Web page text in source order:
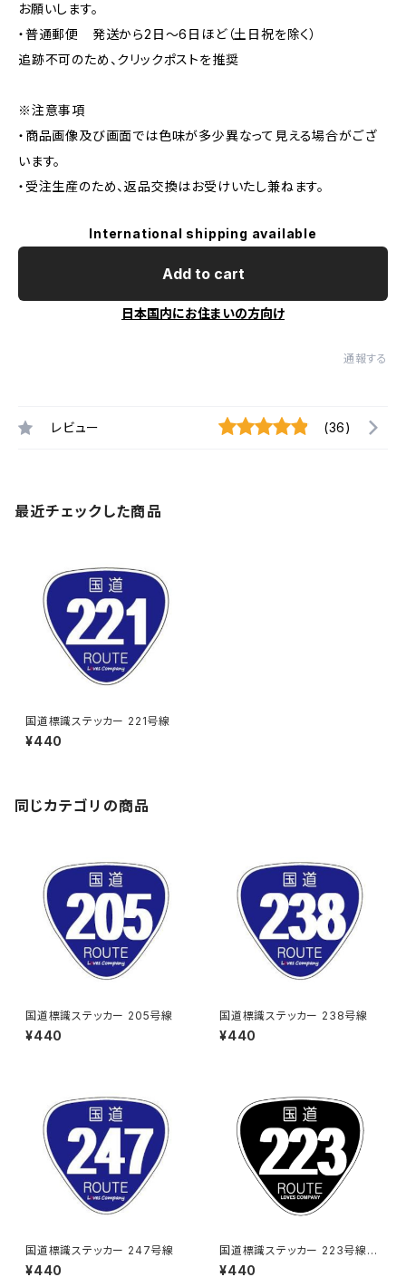
お願いします。
・普通郵便 発送から2日〜6日ほど（土日祝を除く）
追跡不可のため、クリックポストを推奨
※注意事項
・商品画像及び画面では色味が多少異なって見える場合がござ
います。
・受注生産のため、返品交換はお受けいたし兼ねます。
International shipping available
Add to cart
日本国内にお住まいの方向け
通報する
レビュー (36)
最近チェックした商品
国道標識ステッカー 221号線
¥440
同じカテゴリの商品
国道標識ステッカー 205号線
¥440
国道標識ステッカー 238号線
¥440
国道標識ステッカー 247号線
¥440
国道標識ステッカー 223号線
（ブラック）
¥440